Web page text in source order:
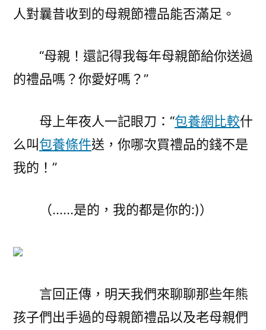
人對曩昔收到的母親節禮品能否滿足。
“母親！還記得我每年母親節給你送過
的禮品嗎？你愛好嗎？”
母上年夜人一記眼刀：“包養網比較什
么叫包養條件送，你哪次買禮品的錢不是
我的！”
（……是的，我的都是你的:)）
言回正傳，明天我們來聊聊那些年熊
孩子們出手過的母親節禮品以及老母親們